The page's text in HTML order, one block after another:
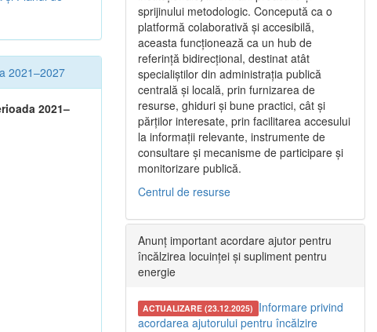
2021–2027
2021–
sprijinului metodologic. Concepută ca o
platformă colaborativă și accesibilă,
aceasta funcționează ca un hub de
referință bidirecțional, destinat atât
specialiștilor din administrația publică
centrală și locală, prin furnizarea de
resurse, ghiduri și bune practici, cât și
părților interesate, prin facilitarea accesului
la informații relevante, instrumente de
consultare și mecanisme de participare și
monitorizare publică.
Centrul de resurse
Anunț important acordare ajutor pentru
încălzirea locuinței și supliment pentru
energie
ACTUALIZARE (23.12.2025) Informare privind
acordarea ajutorului pentru încălzire